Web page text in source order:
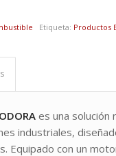
Etiqueta: Productos
es una solución
industriales,
Equipado con un